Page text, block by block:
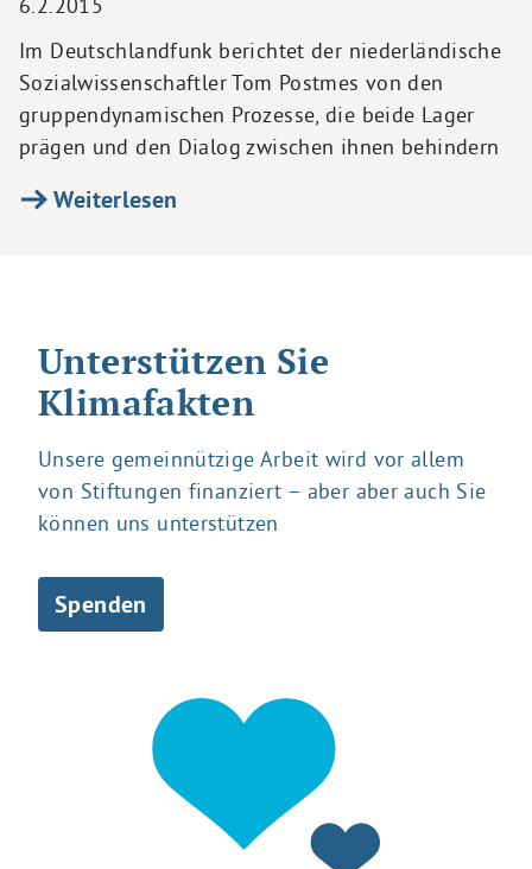
6.2.2015
Im Deutschlandfunk berichtet der niederländische
Sozialwissenschaftler Tom Postmes von den
gruppendynamischen Prozesse, die beide Lager
prägen und den Dialog zwischen ihnen behindern
Weiterlesen
Unterstützen Sie
Klimafakten
Unsere gemeinnützige Arbeit wird vor allem
von Stiftungen finanziert – aber aber auch Sie
können uns unterstützen
Spenden